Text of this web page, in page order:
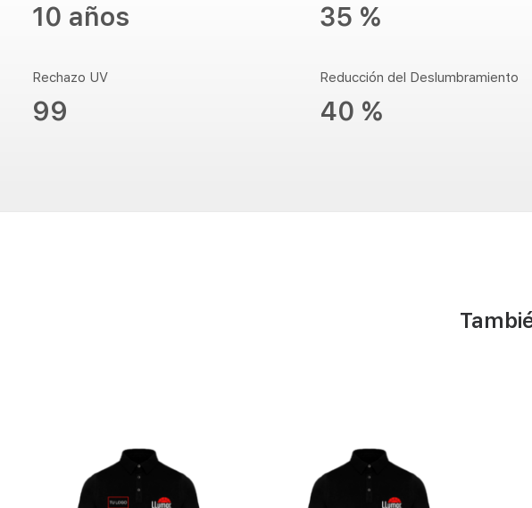
10 años 35 %
Rechazo UV
99
Reducción del Deslumbramiento
40 %